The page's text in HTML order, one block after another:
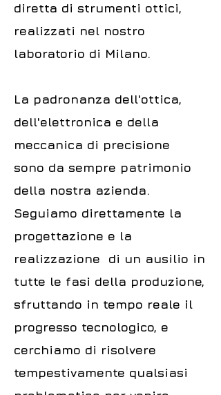
diretta di strumenti ottici,
realizzati nel nostro
laboratorio di Milano.
La padronanza dell'ottica,
dell'elettronica e della
meccanica di precisione
sono da sempre patrimonio
della nostra azienda.
Seguiamo direttamente la
progettazione e la
realizzazione di un ausilio in
tutte le fasi della produzione,
sfruttando in tempo reale il
progresso tecnologico, e
cerchiamo di risolvere
tempestivamente qualsiasi